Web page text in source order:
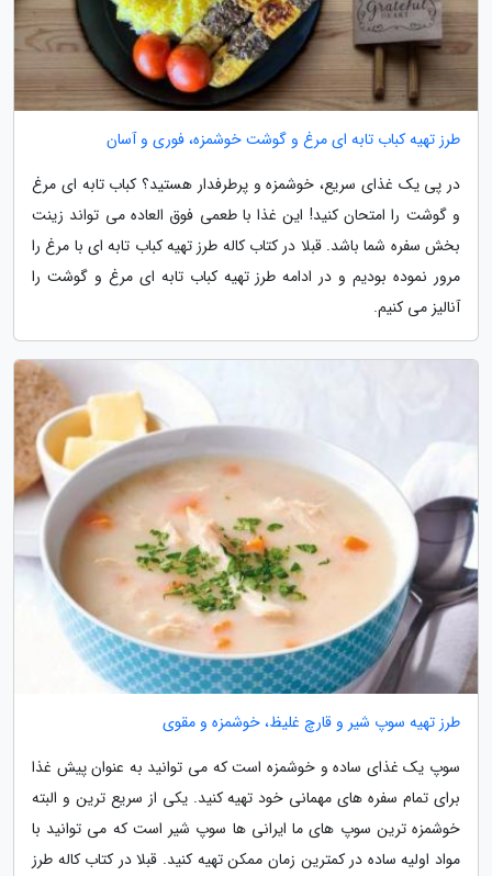
طرز تهیه کباب تابه ای مرغ و گوشت خوشمزه، فوری و آسان
در پی یک غذای سریع، خوشمزه و پرطرفدار هستید؟ کباب تابه ای مرغ
و گوشت را امتحان کنید! این غذا با طعمی فوق العاده می تواند زینت
بخش سفره شما باشد. قبلا در کتاب کاله طرز تهیه کباب تابه ای با مرغ را
مرور نموده بودیم و در ادامه طرز تهیه کباب تابه ای مرغ و گوشت را
آنالیز می کنیم.
طرز تهیه سوپ شیر و قارچ غلیظ، خوشمزه و مقوی
سوپ یک غذای ساده و خوشمزه است که می توانید به عنوان پیش غذا
برای تمام سفره های مهمانی خود تهیه کنید. یکی از سریع ترین و البته
خوشمزه ترین سوپ های ما ایرانی ها سوپ شیر است که می توانید با
مواد اولیه ساده در کمترین زمان ممکن تهیه کنید. قبلا در کتاب کاله طرز